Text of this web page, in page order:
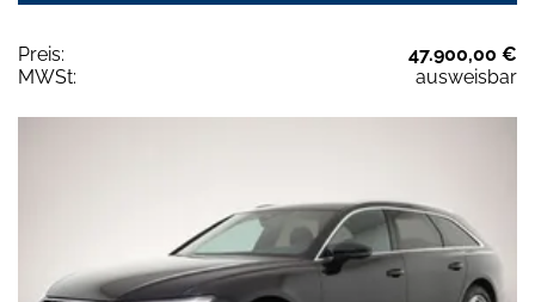
Preis:
47.900,00 €
MWSt:
ausweisbar